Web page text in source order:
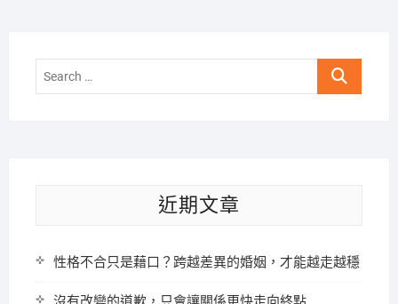
Search
近期文章
性格不合只是藉口？跨越差異的婚姻，才能越走越穩